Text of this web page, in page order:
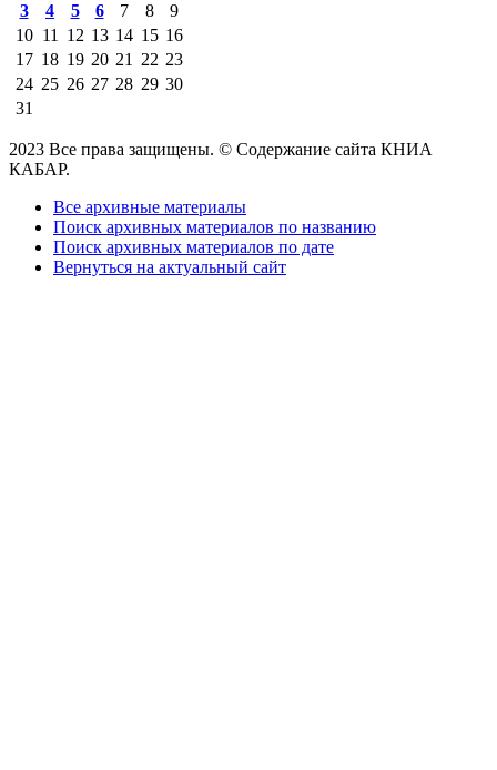
3
4 5 6 7 8
9
10 11 12 13 14 15 16
17 18 19 20 21 22 23
24 25 26 27 28 29 30
31
2023 Все права защищены. © Содержание сайта КНИА
КАБАР.
Все архивные материалы
Поиск архивных материалов по названию
Поиск архивных материалов по дате
Вернуться на актуальный сайт